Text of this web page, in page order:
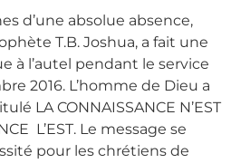
d’une absolue absence,
T.B. Joshua, a fait une
à l’autel pendant le service
2016. L’homme de Dieu a
LA CONNAISSANCE N’EST
L’EST. Le message se
pour les chrétiens de